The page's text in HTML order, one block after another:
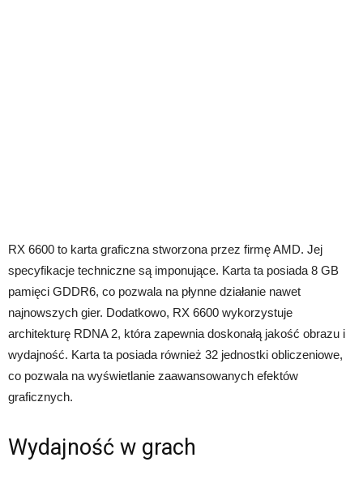
RX 6600 to karta graficzna stworzona przez firmę AMD. Jej
specyfikacje techniczne są imponujące. Karta ta posiada 8 GB
pamięci GDDR6, co pozwala na płynne działanie nawet
najnowszych gier. Dodatkowo, RX 6600 wykorzystuje
architekturę RDNA 2, która zapewnia doskonałą jakość obrazu i
wydajność. Karta ta posiada również 32 jednostki obliczeniowe,
co pozwala na wyświetlanie zaawansowanych efektów
graficznych.
Wydajność w grach